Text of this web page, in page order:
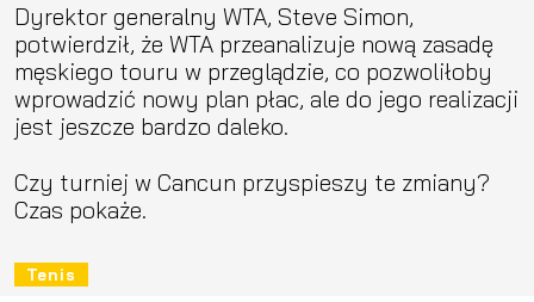
Dyrektor generalny WTA, Steve Simon,
potwierdził, że WTA przeanalizuje nową zasadę
męskiego touru w przeglądzie, co pozwoliłoby
wprowadzić nowy plan płac, ale do jego realizacji
jest jeszcze bardzo daleko.
Czy turniej w Cancun przyspieszy te zmiany?
Czas pokaże.
Tenis